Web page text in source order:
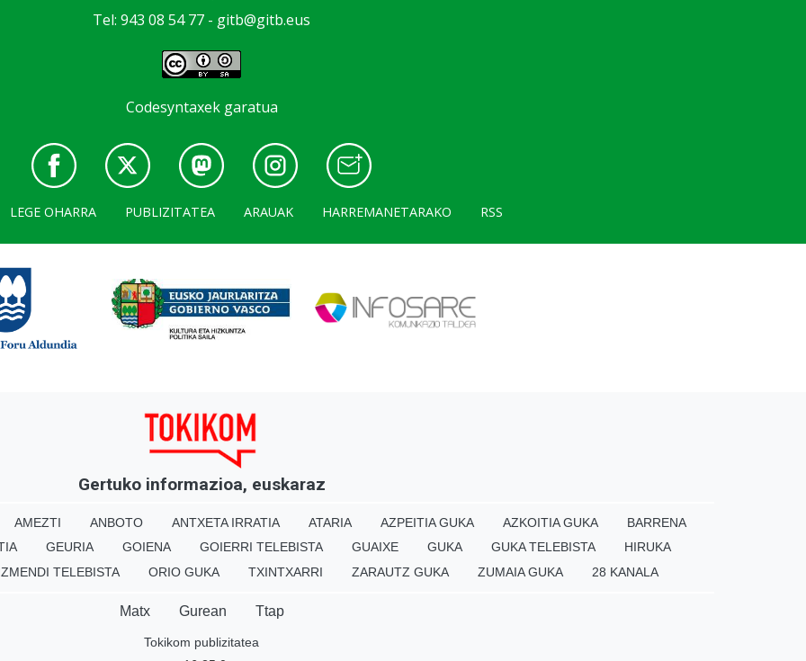
Tel: 943 08 54 77 - gitb@gitb.eus
Codesyntaxek garatua
LEGE OHARRA PUBLIZITATEA ARAUAK HARREMANETARAKO RSS
Gertuko informazioa, euskaraz
AMEZTI ANBOTO ANTXETA IRRATIA ATARIA AZPEITIA GUKA AZKOITIA GUKA
BARRENA
GEURIA GOIENA GOIERRI TELEBISTA GUAIXE GUKA GUKA TELEBISTA
HIRUKA
TELEBISTA ORIO GUKA TXINTXARRI ZARAUTZ GUKA ZUMAIA GUKA 28 KANALA
Matx Gurean Ttap
Tokikom publizitatea